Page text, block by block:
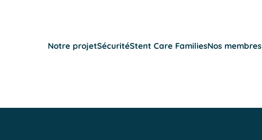
Notre projetSécuritéStent Care FamiliesNos membres